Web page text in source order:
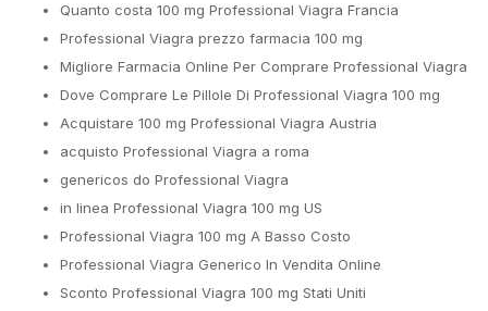
Quanto costa 100 mg Professional Viagra Francia
Professional Viagra prezzo farmacia 100 mg
Migliore Farmacia Online Per Comprare Professional Viagra
Dove Comprare Le Pillole Di Professional Viagra 100 mg
Acquistare 100 mg Professional Viagra Austria
acquisto Professional Viagra a roma
genericos do Professional Viagra
in linea Professional Viagra 100 mg US
Professional Viagra 100 mg A Basso Costo
Professional Viagra Generico In Vendita Online
Sconto Professional Viagra 100 mg Stati Uniti